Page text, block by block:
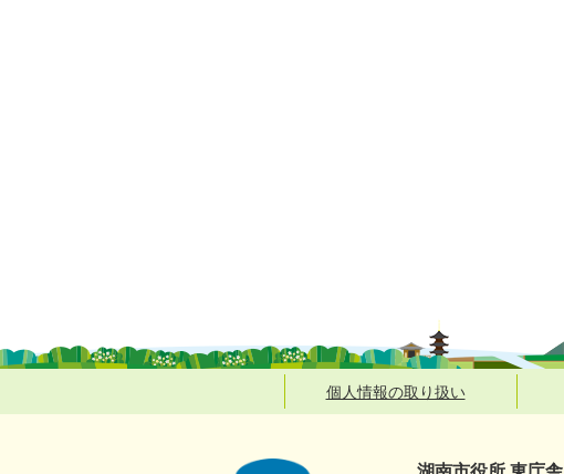
個人情報の取り扱い